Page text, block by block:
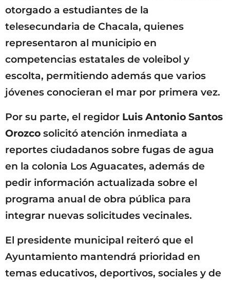
otorgado a estudiantes de la
telesecundaria de Chacala, quienes
representaron al municipio en
competencias estatales de voleibol y
escolta, permitiendo además que varios
jóvenes conocieran el mar por primera vez.
Por su parte, el regidor Luis Antonio Santos
Orozco solicitó atención inmediata a
reportes ciudadanos sobre fugas de agua
en la colonia Los Aguacates, además de
pedir información actualizada sobre el
programa anual de obra pública para
integrar nuevas solicitudes vecinales.
El presidente municipal reiteró que el
Ayuntamiento mantendrá prioridad en
temas educativos, deportivos, sociales y de